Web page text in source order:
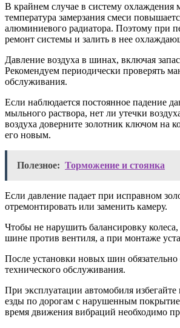
В крайнем случае в систему
температура замерзания смеси
алюминиевого радиатора. Поэтому при
ремонт системы и залить в нее
Давление воздуха в шинах, включая
Рекомендуем периодически проверять
обслуживания.
Если наблюдается постоянное падение
мыльного раствора, нет ли утечки
воздуха доверните золотник ключом на
его новым.
Полезное: Торможение и стоянка
Если давление падает при исправном
отремонтировать или заменить камеру.
Чтобы не нарушить балансировку
шине против вентиля, а при монтаже
После установки новых шин обязательно
технического обслуживания.
При эксплуатации автомобиля
езды по дорогам с нарушенным
время движения вибраций необходимо